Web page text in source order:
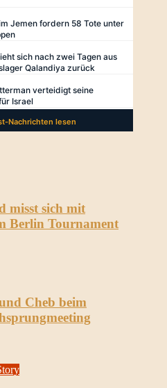
misst sich mit
Berlin Tournament
Cheb beim